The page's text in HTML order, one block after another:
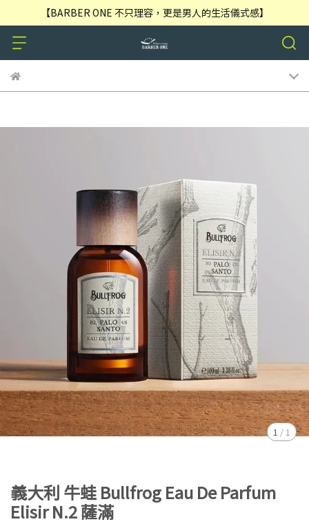
【BARBER ONE 不只理容，更是男人的生活儀式感】
1 / 1
義大利 牛蛙 Bullfrog Eau De Parfum
Elisir N.2 薩滿